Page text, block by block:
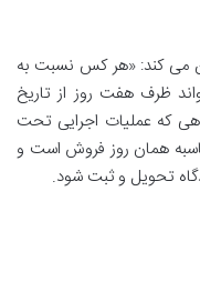
تعیین می کند: «هر کس نسبت به
ظرف هفت روز از تاریخ
که عملیات اجرایی تحت
همان روز فروش است و
تحویل و ثبت شود.